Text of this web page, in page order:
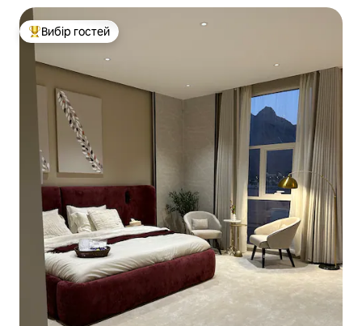
Топ вибір гостей
Вибір гостей